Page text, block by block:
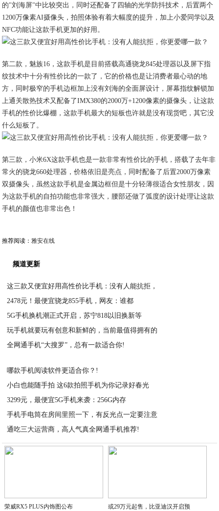
的"刘海屏"中比较突出，同时还配备了四轴的光学防抖技术，后置两个
1200万像素AI摄像头，拍照体验有着大幅度的提升，加上小爱同学以及
NFC功能让这款手机更加的好用。
第二款，魅族16，这款手机是目前搭载高通骁龙845处理器以及屏下指
纹技术中十分有性价比的一款了，它的价格也是让消费者最心动的地
方，同时极窄的手机边框加上没有刘海的全面屏设计，屏幕指纹解锁加
上通关散热技术又配备了IMX380的2000万+1200像素的摄像头，让这款
手机的性价比爆棚，这款手机最大的短板也许就是没有现货吧，其它没
什么短板了。
第三款，小米6X这款手机也是一款非常有性价比的手机，搭载了去年非
常火的骁龙660处理器，价格依旧是亮点，同时配备了后置2000万像素
双摄像头，虽然这款手机是金属边框但是十分轻薄很适合女性朋友，因
为这款手机的自拍功能也非常强大，腰部还做了弧度的设计处理让这款
手机的颜值也非常出色！
推荐阅读：雅安在线
频道更新
这三款又便宜好用高性价比手机：没有人能抗拒，
2478元！最便宜骁龙855手机，网友：谁都
5G手机换机潮正式开启，苏宁818以旧换新等
玩手机就要玩有创意和新鲜的，当前最值得拥有的
全网通手机“大搜罗”，总有一款适合你!
哪款手机阅读软件更适合你？!
小白也能随手拍 这6款拍照手机为你记录好春光
3299元，最便宜5G手机来袭：256G内存
手机手电筒在房间里照一下，有反光点一定要注意
通吃三大运营商，高人气真全网通手机推荐!
2020-11-18
荣威RX5 PLUS内饰图公布 或29万元起售，比亚迪汉开启预